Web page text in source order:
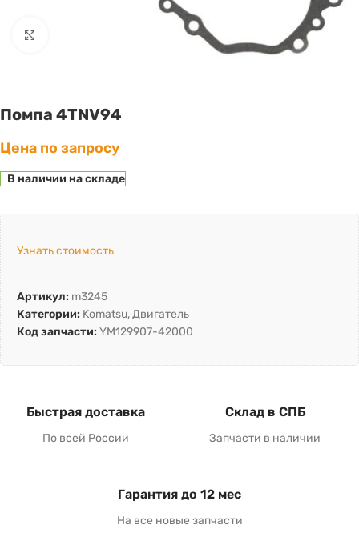
Помпа 4TNV94
Цена по запросу
В наличии на складе
Узнать стоимость
Артикул: m3245
Категории: Komatsu,Двигатель
Код запчасти: YM129907-42000
Быстрая доставка
По всей России
Склад в СПБ
Запчасти в наличии
Гарантия до 12 мес
На все новые запчасти